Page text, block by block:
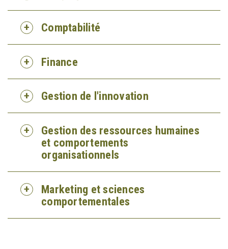
Comptabilité
Finance
Gestion de l'innovation
Gestion des ressources humaines
et comportements
organisationnels
Marketing et sciences
comportementales